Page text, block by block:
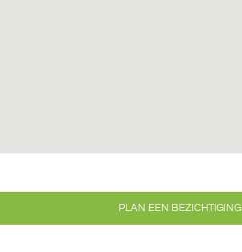
PLAN EEN BEZICHTIGING